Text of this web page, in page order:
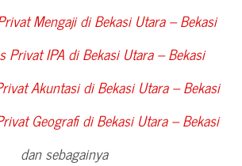
Mengaji diBekasi Utara – Bekasi
Privat IPA diBekasi Utara – Bekasi
Akuntasi diBekasi Utara – Bekasi
Geografi diBekasi Utara – Bekasi
dan sebagainya